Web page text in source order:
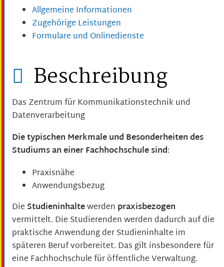
Allgemeine Informationen
Zugehörige Leistungen
Formulare und Onlinedienste
Beschreibung
Das Zentrum für Kommunikationstechnik und
Datenverarbeitung
Die typischen Merkmale und Besonderheiten des
Studiums an einer Fachhochschule sind:
Praxisnähe
Anwendungsbezug
DieStudieninhaltewerden praxisbezogen
vermittelt. Die Studierenden werden dadurch auf die
praktische Anwendung der Studieninhalte im
späteren Beruf vorbereitet. Das gilt insbesondere für
eine Fachhochschule für öffentliche Verwaltung.